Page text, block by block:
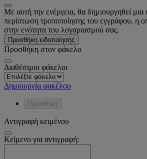
Με αυτή την ενέργεια, θα δημιουργηθεί μια
περίπτωση τροποποίησης του εγγράφου, η
στην ενότητα του λογαριασμού σας.
Προσθήκη ειδοποίησης
Προσθήκη στον φάκελο
Διαθέσιμοι φάκελοι
Δημιουργία φακέλου
Προσθήκη
Αντιγραφή κειμένου
Κείμενο για αντιγραφή: